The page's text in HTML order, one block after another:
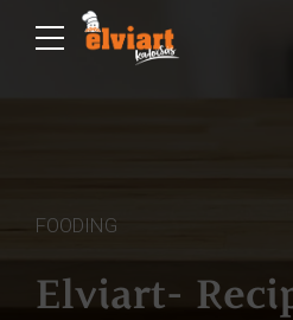
FOODING
Elviart-